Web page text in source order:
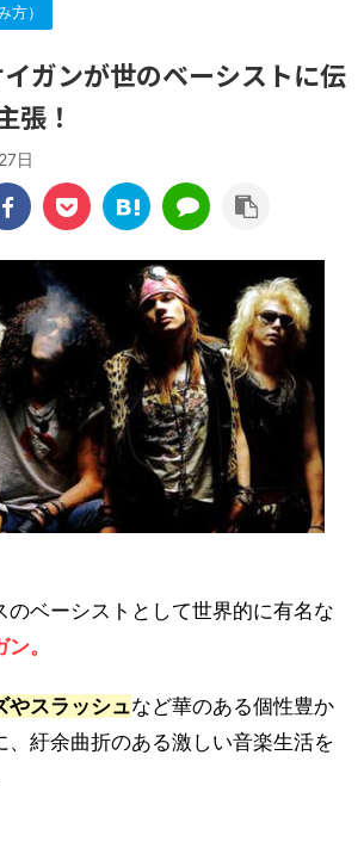
方）
ガンが世のベーシストに伝
張！
日
のベーシストとして世界的に有名な
。
やスラッシュなど華のある個性豊か
、紆余曲折のある激しい音楽生活を